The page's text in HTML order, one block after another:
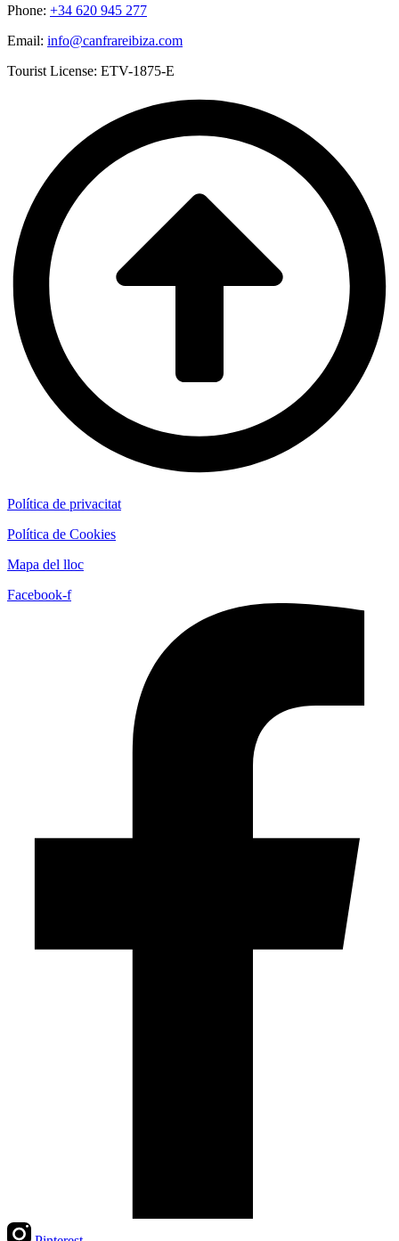
Phone: +34 620 945 277
Email: info@canfrareibiza.com
Tourist License: ETV-1875-E
Política de privacitat
Política de Cookies
Mapa del lloc
Facebook-f